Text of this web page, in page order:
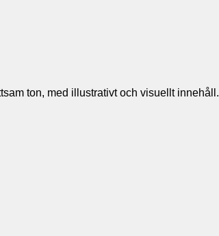
ton, med illustrativt och visuellt innehåll.